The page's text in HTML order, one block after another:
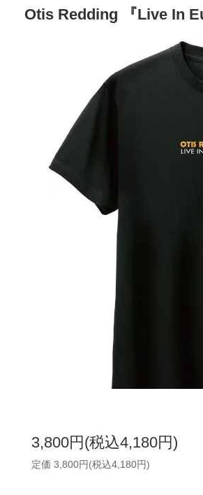
Otis Redding 『Live In
3,800円(税込4,180円)
定価 3,800円(税込4,180円)